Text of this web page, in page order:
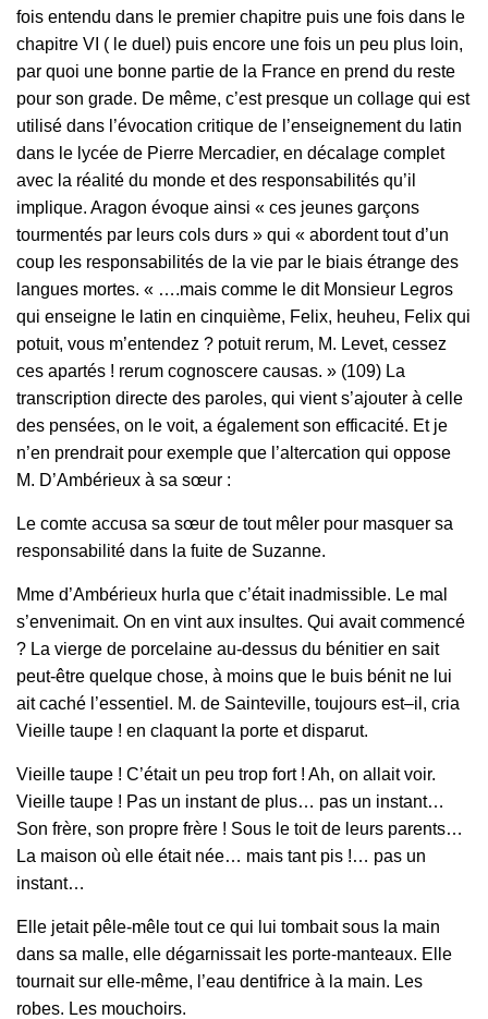
fois entendu dans le premier chapitre puis une fois dans le
chapitre VI ( le duel) puis encore une fois un peu plus loin,
par quoi une bonne partie de la France en prend du reste
pour son grade. De même, c’est presque un collage qui est
utilisé dans l’évocation critique de l’enseignement du latin
dans le lycée de Pierre Mercadier, en décalage complet
avec la réalité du monde et des responsabilités qu’il
implique. Aragon évoque ainsi « ces jeunes garçons
tourmentés par leurs cols durs » qui « abordent tout d’un
coup les responsabilités de la vie par le biais étrange des
langues mortes. « ….mais comme le dit Monsieur Legros
qui enseigne le latin en cinquième, Felix, heuheu, Felix qui
potuit, vous m’entendez ? potuit rerum, M. Levet, cessez
ces apartés ! rerum cognoscere causas. » (109) La
transcription directe des paroles, qui vient s’ajouter à celle
des pensées, on le voit, a également son efficacité. Et je
n’en prendrait pour exemple que l’altercation qui oppose
M. D’Ambérieux à sa sœur :
Le comte accusa sa sœur de tout mêler pour masquer sa
responsabilité dans la fuite de Suzanne.
Mme d’Ambérieux hurla que c’était inadmissible. Le mal
s’envenimait. On en vint aux insultes. Qui avait commencé
? La vierge de porcelaine au‑dessus du bénitier en sait
peut‑être quelque chose, à moins que le buis bénit ne lui
ait caché l’essentiel. M. de Sainteville, toujours est–il, cria
Vieille taupe ! en claquant la porte et disparut.
Vieille taupe ! C’était un peu trop fort ! Ah, on allait voir.
Vieille taupe ! Pas un instant de plus… pas un instant…
Son frère, son propre frère ! Sous le toit de leurs parents…
La maison où elle était née… mais tant pis !… pas un
instant…
Elle jetait pêle‑mêle tout ce qui lui tombait sous la main
dans sa malle, elle dégarnissait les porte‑manteaux. Elle
tournait sur elle‑même, l’eau dentifrice à la main. Les
robes. Les mouchoirs.